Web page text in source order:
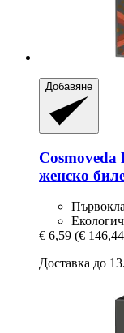
Добавяне
Cosmoveda
женско
€ 6,59 (€
Доставка до